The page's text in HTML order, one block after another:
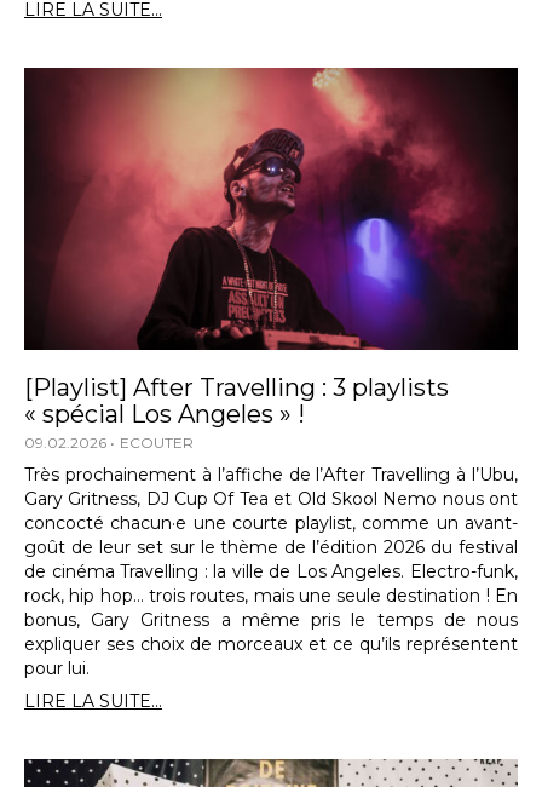
LIRE LA SUITE...
[Playlist] After Travelling : 3 playlists
« spécial Los Angeles » !
09.02.2026 ECOUTER
Très prochainement à l’affiche de l’After Travelling à l’Ubu,
Gary Gritness, DJ Cup Of Tea et Old Skool Nemo nous ont
concocté chacun·e une courte playlist, comme un avant-
goût de leur set sur le thème de l’édition 2026 du festival
de cinéma Travelling : la ville de Los Angeles. Electro-funk,
rock, hip hop… trois routes, mais une seule destination ! En
bonus, Gary Gritness a même pris le temps de nous
expliquer ses choix de morceaux et ce qu’ils représentent
pour lui.
LIRE LA SUITE...